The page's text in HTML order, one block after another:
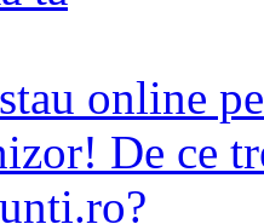
online
De ce